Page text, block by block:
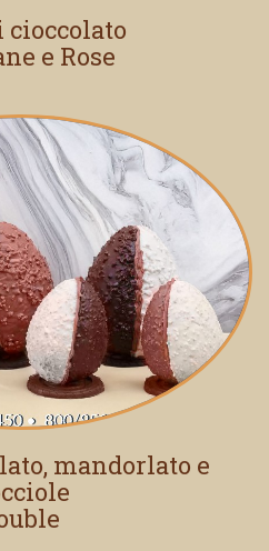
cioccolato
e Rose
mandorlato e